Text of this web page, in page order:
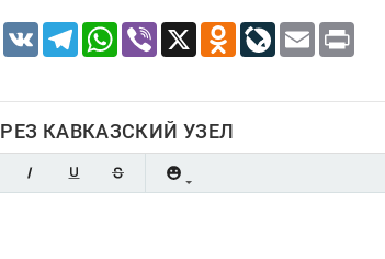
VK TelegramWhatsApp
Viber X Odnoklassniki
LiveJournal
Email
КАВКАЗСКИЙ УЗЕЛ